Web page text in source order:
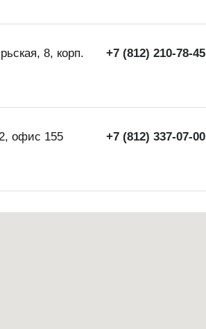
8, корп.
+7 (812) 210-78-45
офис 155
+7 (812) 337-07-00